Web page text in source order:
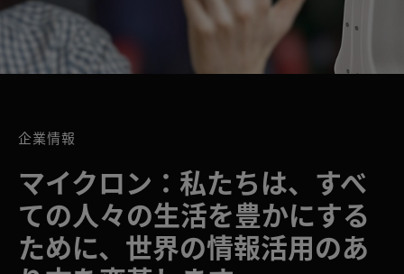
企業情報
マイクロン：私たちは、すべ
ての人々の生活を豊かにする
ために、世界の情報活用のあ